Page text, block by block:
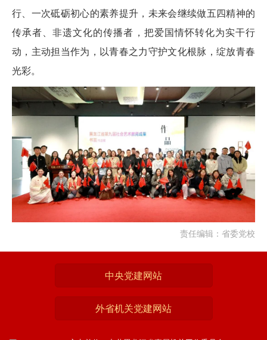
行、一次砥砺初心的素养提升，未来会继续做五四精神的
传承者、非遗文化的传播者，把爱国情怀转化为实干行
动，主动担当作为，以青春之力守护文化根脉，绽放青春
光彩。
责任编辑：省委党校
中央党建网站
外省机关党建网站